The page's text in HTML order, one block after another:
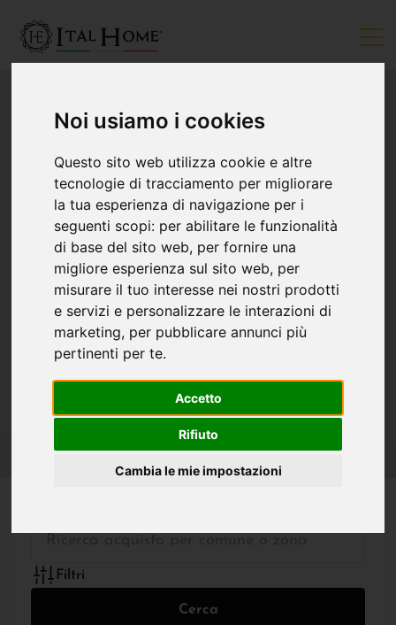
Noi usiamo i cookies
Questo sito web utilizza cookie e altre
tecnologie di tracciamento per migliorare
la tua esperienza di navigazione per i
seguenti scopi: per abilitare le funzionalità
di base del sito web, per fornire una
migliore esperienza sul sito web, per
misurare il tuo interesse nei nostri prodotti
e servizi e personalizzare le interazioni di
marketing, per pubblicare annunci più
pertinenti per te.
Accetto
Rifiuto
Cambia le mie impostazioni
IN VENDITA IN AFFITTO
Filtri
Cerca